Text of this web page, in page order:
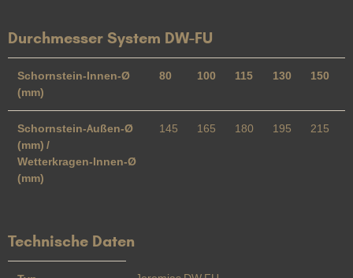
Durchmesser System DW-FU
Schornstein-Innen-Ø
(mm)
80 100 115 130 150
Schornstein-Außen-Ø
(mm) /
Wetterkragen-Innen-Ø
(mm)
145 165 180 195 215
Technische Daten